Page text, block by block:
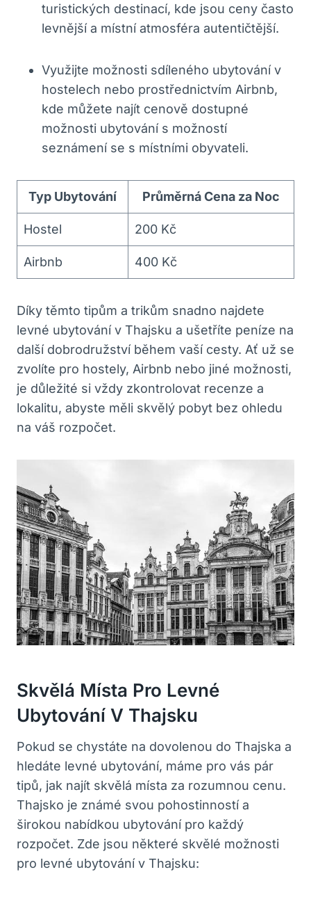
turistických destinací, kde jsou ceny často
levnější a místní atmosféra autentičtější.
Využijte možnosti sdíleného ubytování v
hostelech nebo prostřednictvím Airbnb,
kde můžete najít cenově dostupné
možnosti ubytování s možností
seznámení se s místními obyvateli.
Typ Ubytování Průměrná Cena za Noc
Hostel 200 Kč
Airbnb 400 Kč
Díky těmto tipům a trikům snadno najdete
levné ubytování v Thajsku a ušetříte peníze na
další dobrodružství během vaší cesty. Ať už se
zvolíte pro hostely, Airbnb nebo jiné možnosti,
je důležité si vždy zkontrolovat recenze a
lokalitu, abyste měli skvělý pobyt bez ohledu
na váš rozpočet.
Skvělá Místa Pro Levné
Ubytování V Thajsku
Pokud se chystáte na dovolenou do Thajska a
hledáte levné ubytování, máme pro vás pár
tipů, jak najít skvělá místa za rozumnou cenu.
Thajsko je známé svou pohostinností a
širokou nabídkou ubytování pro každý
rozpočet. Zde jsou některé skvělé možnosti
pro levné ubytování v Thajsku: